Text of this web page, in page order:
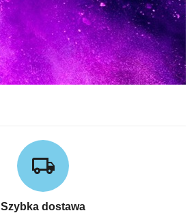
Szybka dostawa